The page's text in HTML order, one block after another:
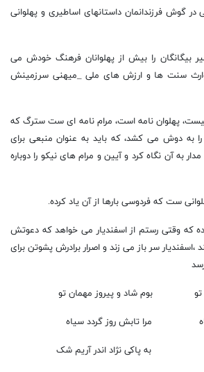
گوش فرزندانمان داستانهای اساطیری و پهلوانی
بیگانگان را بیش از پهلوانان فرهنگ خودش می
سنت ها و ارزش های ملی _میهنی سرزمینش
پهلوان نامه است، مرام نامه ای ست سترگ که
به دوش می کشد، که باید به عنوان منبعی برای
به آن نگاه کرد و آیین و مرام های نیکو را دوباره
ست که فردوسی بارها از آن یاد کرده.
که وقتی رستم از اسفندیار می خواهد که دعوتش
،اسفندیار سر باز می زند و اصرار برادرش پشوتن برای
تو بوم شاد و پیروز مهمان تو
شاه مرا تابش روز گردد سیاه
به پاکی نژاد اندر آریم شک